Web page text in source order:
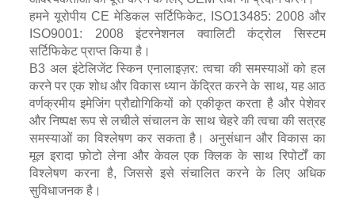
हमने यूरोपीय CE मेडिकल सर्टिफिकेट, ISO13485: 2008 और
ISO9001: 2008 इंटरनेशनल क्वालिटी कंट्रोल सिस्टम
सर्टिफिकेट प्राप्त किया है।
B3 अल इंटेलिजेंट स्किन एनालाइज़र: त्वचा की समस्याओं को हल
करने पर एक शोध और विकास ध्यान केंद्रित करने के साथ, यह आठ
वर्णक्रमीय इमेजिंग प्रौद्योगिकियों को एकीकृत करता है और पेशेवर
और निष्पक्ष रूप से लचीले संचालन के साथ चेहरे की त्वचा की सत्रह
समस्याओं का विश्लेषण कर सकता है। अनुसंधान और विकास का
मूल इरादा फ़ोटो लेना और केवल एक क्लिक के साथ रिपोर्टों का
विश्लेषण करना है, जिससे इसे संचालित करने के लिए अधिक
सुविधाजनक है।